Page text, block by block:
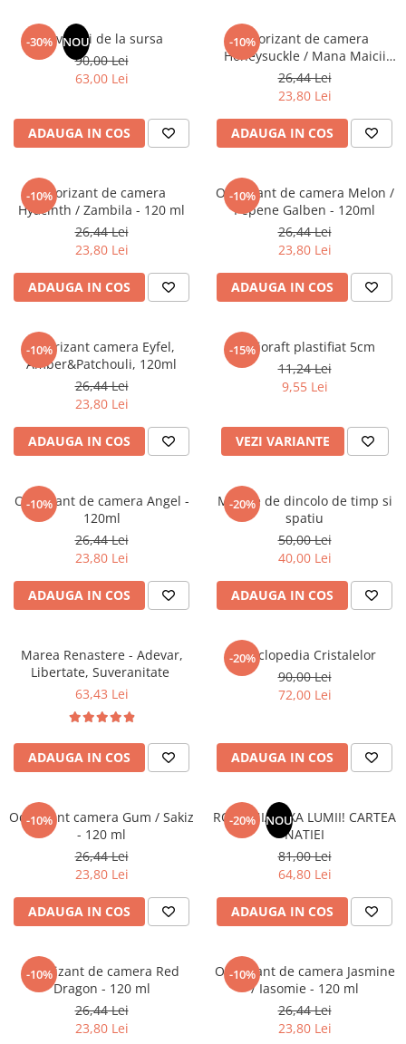
MedConnect
Medicina & Farmacie
Medicina Pentru Toti
SealfHealing
Sport
Terapii Alternative
AudioBook
Beletristica
Biografii, Memorii, Jurnale
Carti erotice
Carti pentru Adolescenti, Young
Adult
Crime, Thriller, Mistery
Literatura Romana
Literatura Universala
Romane de dragoste, Carti
romantice
Senzatii/Dragoste
Senzatii/Erotic
Senzatii/Suspans
SF & Fantasy
Teatru
Teens Book Club
Birotica & Papetarie
Articole Birotica
Accesorii Arhivare
Instrumente de scris
Seturi birotica
Articole scolare
Caiete si Carnetele scolare
-30% NOU
Revelatii de la sursa
90,00 Lei
63,00 Lei
ADAUGA IN COS
-10%
Odorizant de camera
Honeysuckle / Mana Maicii
Domnului - 120 ml
26,44 Lei
23,80 Lei
ADAUGA IN COS
-10%
Odorizant de camera
Hyacinth / Zambila - 120 ml
26,44 Lei
23,80 Lei
ADAUGA IN COS
-10%
Odorizant de camera Melon /
Pepene Galben - 120ml
26,44 Lei
23,80 Lei
ADAUGA IN COS
-10%
Odorizant camera Eyfel,
Amber&Patchouli, 120ml
26,44 Lei
23,80 Lei
ADAUGA IN COS
-15%
Biblioraft plastifiat 5cm
11,24 Lei
9,55 Lei
VEZI VARIANTE
-10%
Odorizant de camera Angel -
120ml
26,44 Lei
23,80 Lei
ADAUGA IN COS
-20%
Mesaje de dincolo de timp si
spatiu
50,00 Lei
40,00 Lei
ADAUGA IN COS
Marea Renastere - Adevar,
Libertate, Suveranitate
63,43 Lei
ADAUGA IN COS
-20%
Enciclopedia Cristalelor
90,00 Lei
72,00 Lei
ADAUGA IN COS
-10%
Odorizant camera Gum / Sakiz
- 120 ml
26,44 Lei
23,80 Lei
ADAUGA IN COS
-20% NOU
ROMANIA, AXA LUMII! CARTEA
NATIEI
81,00 Lei
64,80 Lei
ADAUGA IN COS
-10%
Odorizant de camera Red
Dragon - 120 ml
26,44 Lei
23,80 Lei
-10%
Odorizant de camera Jasmine
/ Iasomie - 120 ml
26,44 Lei
23,80 Lei